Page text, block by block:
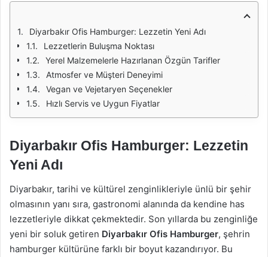
Diyarbakır Ofis Hamburger: Lezzetin Yeni Adı
Lezzetlerin Buluşma Noktası
Yerel Malzemelerle Hazırlanan Özgün Tarifler
Atmosfer ve Müşteri Deneyimi
Vegan ve Vejetaryen Seçenekler
Hızlı Servis ve Uygun Fiyatlar
Diyarbakır Ofis Hamburger: Lezzetin
Yeni Adı
Diyarbakır, tarihi ve kültürel zenginlikleriyle ünlü bir şehir
olmasının yanı sıra, gastronomi alanında da kendine has
lezzetleriyle dikkat çekmektedir. Son yıllarda bu zenginliğe
yeni bir soluk getiren Diyarbakır Ofis Hamburger, şehrin
hamburger kültürüne farklı bir boyut kazandırıyor. Bu